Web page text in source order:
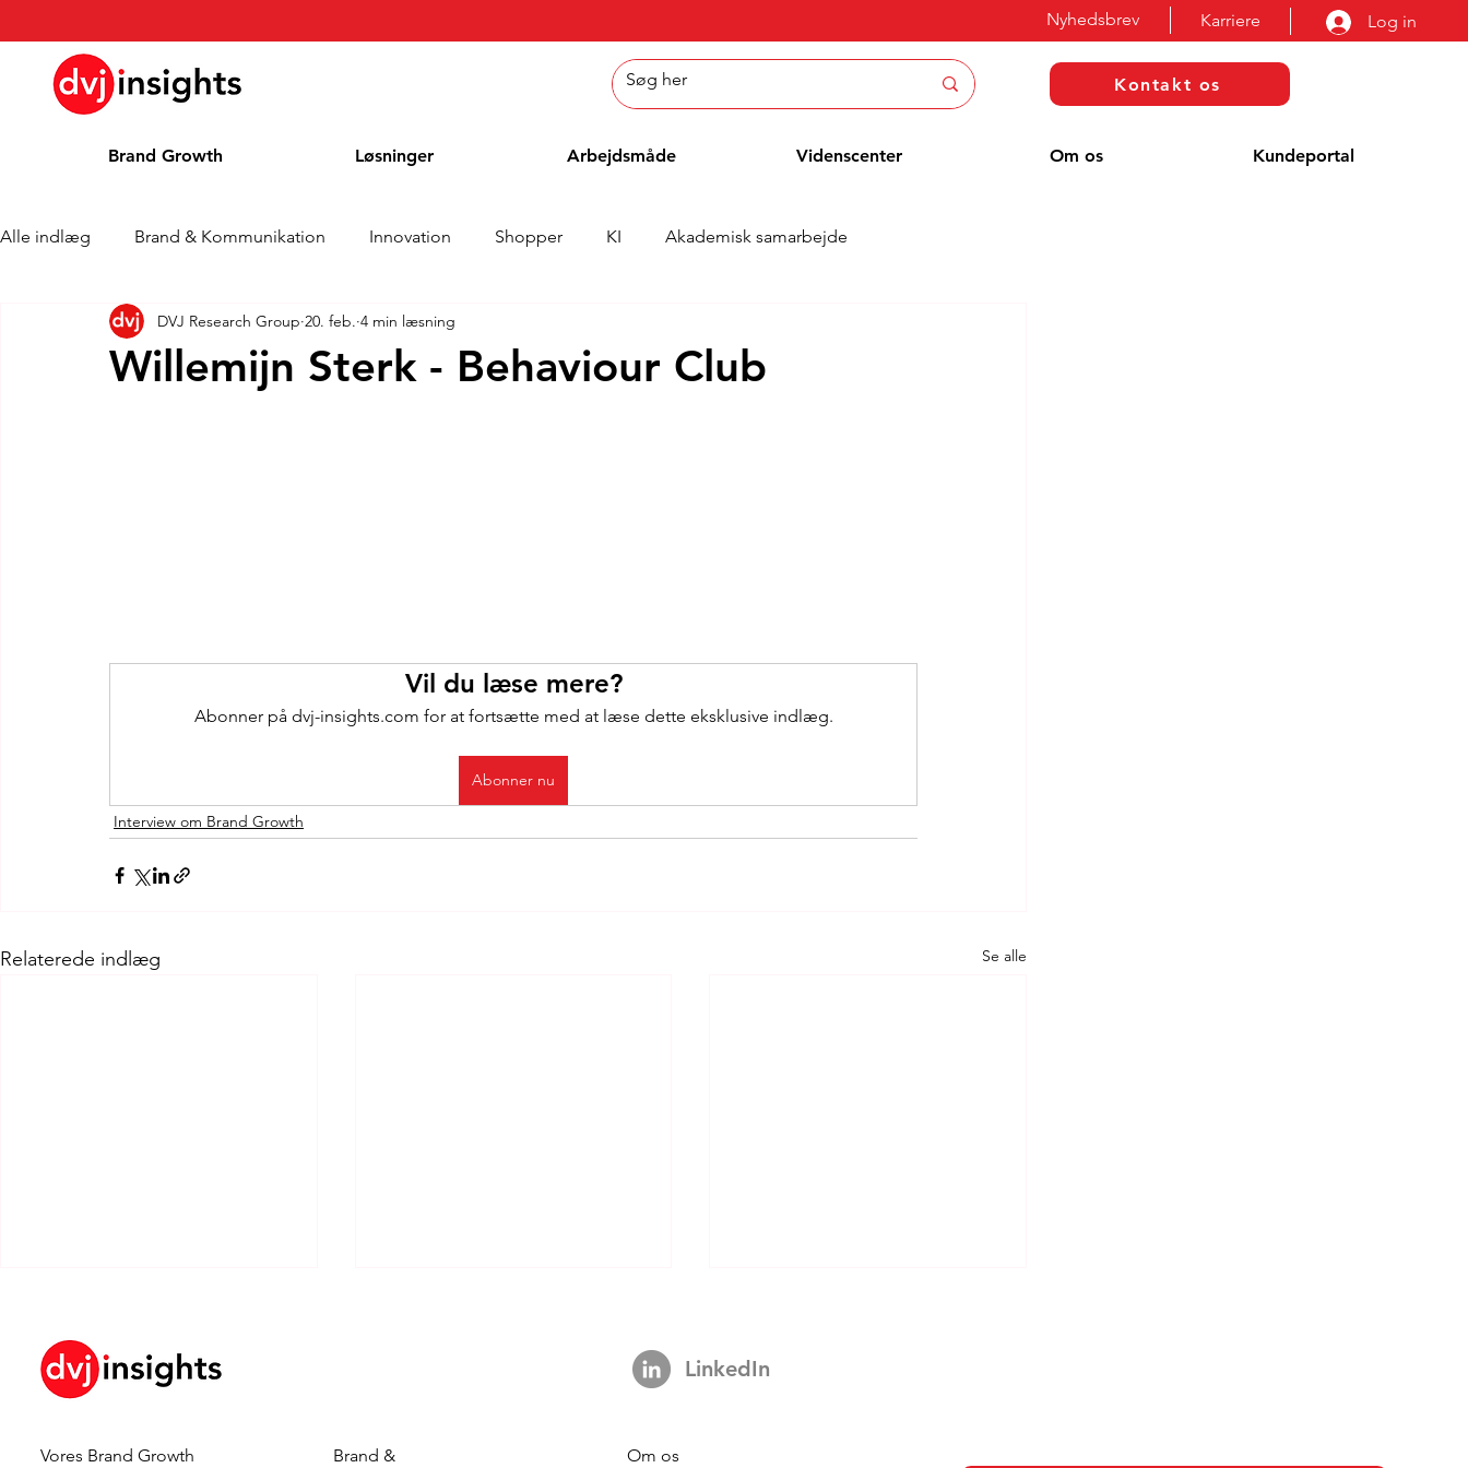
Karriere Log in
Nyhedsbrev
Kontakt os
Brand Growth Løsninger Arbejdsmåde Videnscenter Om os Kundeportal
Alle indlæg Brand & Kommunikation Innovation Shopper KI Akademisk samarbejde
Interview om Brand Growth Pressemeddelelse
Willemijn Sterk - Behaviour Club
DVJ Research Group 20. feb. 4 min læsning
Vil du læse mere?
Abonner på dvj-insights.com for at fortsætte med at læse dette eksklusive indlæg.
Abonner nu
Interview om Brand Growth
Relaterede indlæg Se alle
Vores Brand Growth
Brand &
LinkedIn
Om os